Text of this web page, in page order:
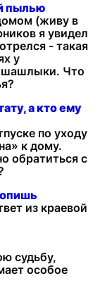
пылью
(живу в
я увидел
- такая
у
шашлыки. Что
а кто ему
по уходу
к дому.
обратиться с
из краевой
судьбу,
особое